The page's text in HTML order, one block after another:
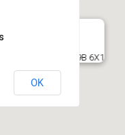
Rivières canada G9B 6X1
OK